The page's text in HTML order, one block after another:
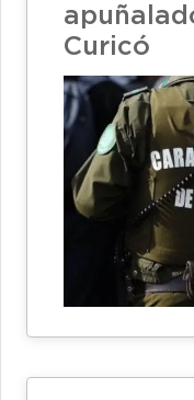
Curicó